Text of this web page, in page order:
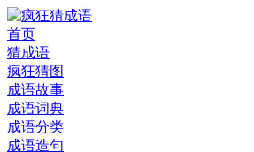
首页
猜成语
疯狂猜图
成语故事
成语词典
成语分类
成语造句